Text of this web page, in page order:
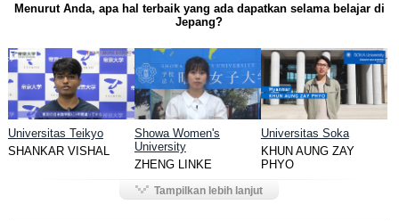
Menurut Anda, apa hal terbaik yang ada dapatkan selama belajar di
Jepang?
Universitas Teikyo
SHANKAR VISHAL
Showa Women's
University
ZHENG LINKE
Universitas Soka
KHUN AUNG ZAY
PHYO
Tampilkan lebih lanjut